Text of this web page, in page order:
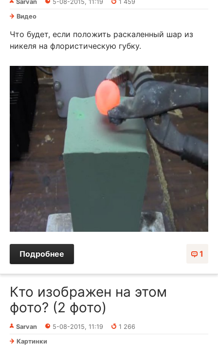
Sarvan 5-08-2015, 11:19
1 459
Видео
Что будет, если положить раскаленный шар из
никеля на флористическую губку.
1
Подробнее
Кто изображен на этом
фото? (2 фото)
Sarvan 5-08-2015, 11:19
1 266
Картинки